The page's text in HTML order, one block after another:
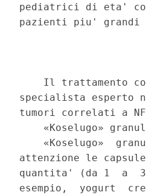
pediatrici di eta'
pazienti piu'
Il trattamento
specialista esperto
tumori correlati a
«Koselugo»
«Koselugo»
attenzione le
quantita' (da 1  a
esempio,  yogurt